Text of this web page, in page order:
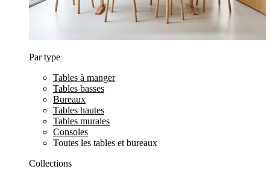
Par type
Tables à manger
Tables basses
Bureaux
Tables hautes
Tables murales
Consoles
Toutes les tables et bureaux
Collections